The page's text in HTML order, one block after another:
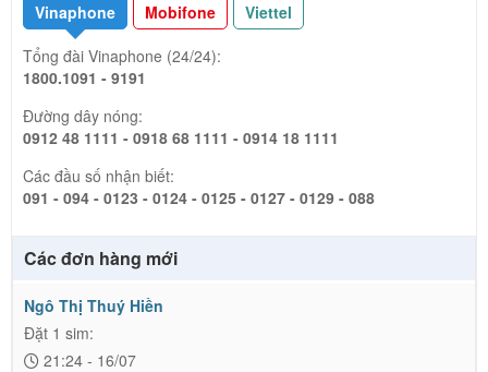
Vinaphone Mobifone
Viettel
Tổng đài Vinaphone (24/24):
1800.1091 - 9191
Đường dây nóng:
0912 48 1111 - 0918 68 1111 - 0914 18 1111
Các đầu số nhận biết:
091 - 094 - 0123 - 0124 - 0125 - 0127 - 0129 - 088
Các đơn hàng mới
Ngô Thị Thuý Hiền
Đặt 1 sim:
21:24 - 16/07